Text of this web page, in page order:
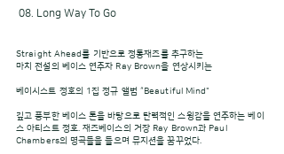
08. Long Way To Go
Straight Ahead를 기반으로 정통재즈를 추구하는
마치 전설의 베이스 연주자 Ray Brown을 연상시키는
베이시스트 정호의 1집 정규 앨범 “Beautiful Mind"
깊고 풍부한 베이스 톤을 바탕으로 탄력적인 스윙감을 연주하는 베이
스 아티스트 정호. 재즈베이스의 거장 Ray Brown과 Paul
Chambers의 명곡들을 들으며 뮤지션을 꿈꾸었다.